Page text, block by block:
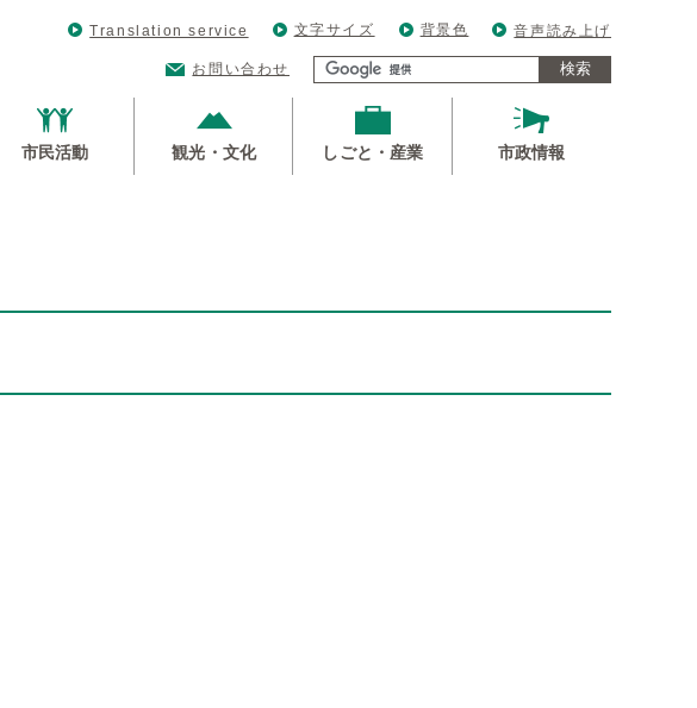
Translation service 文字サイズ 背景色 音声読み上げ
お問い合わせ 検索
市民活動 観光・文化 しごと・産業 市政情報